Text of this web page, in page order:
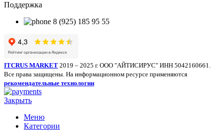
Поддержка
8 (925) 185 95 55
ITCRUS MARKET 2019 – 2025 г. ООО "АЙТИСИРУС" ИНН 5042160661.
Все права защищены. На информационном ресурсе применяются
рекомендательные технологии
Закрыть
Меню
Категории